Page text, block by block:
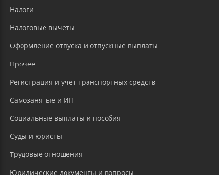
Налоги
Налоговые вычеты
Оформление отпуска и отпускные выплаты
Прочее
Регистрация и учет транспортных средств
Самозанятые и ИП
Социальные выплаты и пособия
Суды и юристы
Трудовые отношения
Юридические документы и вопросы